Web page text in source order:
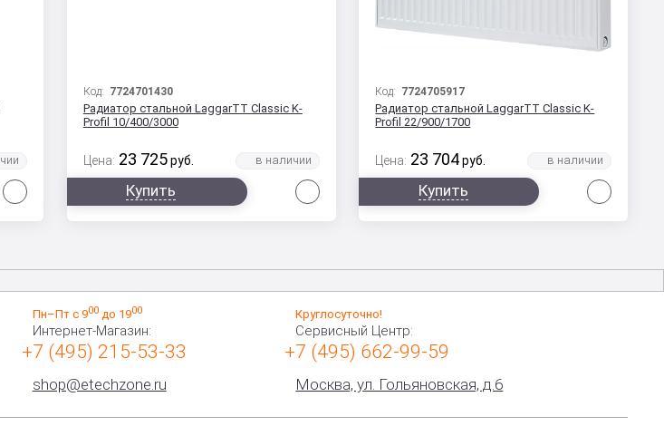
Код: 7724701430
Радиатор стальной LaggarTT Classic K-
Profil 10/400/3000
Цена: 23 725руб.
Купить
Код: 7724705917
Радиатор стальной LaggarTT Classic K-
Profil 22/900/1700
Цена: 23 704 руб.
Купить
Пн–Пт с 900до 1900
Интернет-Магазин:
+7 (495) 215-53-33
shop@etechzone.ru
Круглосуточно!
Сервисный Центр:
+7 (495) 662-99-59
Москва, ул. Гольяновская, д.6